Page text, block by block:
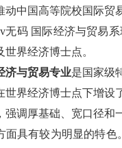
动中国高等院校国际贸
码 国际经济与贸易
世界经济博士点。
与贸易专业是国家级
世界经济博士点下增设
强调厚基础、宽口径和
面具有较为明显的特色。